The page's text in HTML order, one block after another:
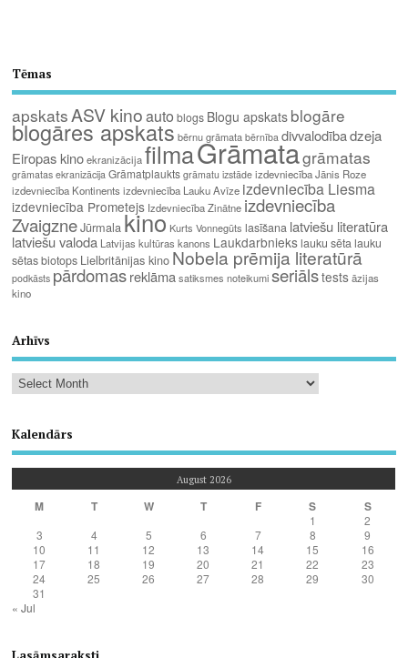
Tēmas
apskats ASV kinoauto blogs Blogu apskats blogāre
blogāres apskats bērnu grāmata bērnība divvalodībadzeja
Eiropas kino ekranizācija filmaGrāmatagrāmatas
grāmatas ekranizācija Grāmatplaukts grāmatu izstāde izdevniecība Jānis Roze
izdevniecība Kontinents izdevniecība Lauku Avīze izdevniecība Liesma
izdevniecība Prometejs Izdevniecība Zinātne izdevniecība
ZvaigzneJūrmala kino Kurts Vonnegūts lasīšana latviešu literatūra
latviešu valoda Latvijas kultūras kanons Laukdarbniekslauku sētalauku
sētas biotops Lielbritānijas kino Nobela prēmija literatūrā
podkāsts pārdomasreklāma satiksmes noteikumi seriālstests āzijas
kino
Arhīvs
Kalendārs
August 2026
M T W T F S S
1
2
3
4 5 6 7 8
9
10
11 12 13 14 15
16
17
18 19 20 21 22
23
24
25 26 27 28 29
30
31
« Jul